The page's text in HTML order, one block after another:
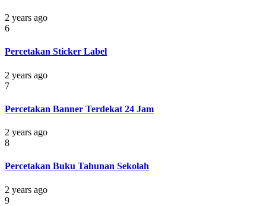
2 years ago
6
Percetakan Sticker Label
2 years ago
7
Percetakan Banner Terdekat 24 Jam
2 years ago
8
Percetakan Buku Tahunan Sekolah
2 years ago
9